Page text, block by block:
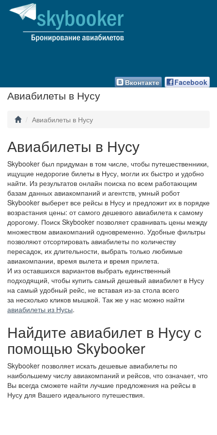
Facebook
Вконтакте
Авиабилеты в Нусу
Авиабилеты в Нусу
Авиабилеты в Нусу
Skybooker был придуман в том числе, чтобы путешественники,
ищущие недорогие билеты в Нусу, могли их быстро и удобно
найти. Из результатов онлайн поиска по всем работающим
базам данных авиакомпаний и агентств, умный робот
Skybooker выберет все рейсы в Нусу и предложит их в порядке
возрастания цены: от самого дешевого авиабилета к самому
дорогому. Поиск Skybooker позволяет сравнивать цены между
множеством авиакомпаний одновременно. Удобные фильтры
позволяют отсортировать авиабилеты по количеству
пересадок, их длительности, выбрать только любимые
авиакомпании, время вылета и время прилета.
И из оставшихся вариантов выбрать единственный
подходящий, чтобы купить самый дешевый авиабилет в Нусу
на самый удобный рейс, не вставая из-за стола всего
за несколько кликов мышкой. Так же у нас можно найти
авиабилеты из Нусы.
Найдите авиабилет в Нусу с
помощью Skybooker
Skybooker позволяет искать дешевые авиабилеты по
наибольшему числу авиакомпаний и рейсов, что означает, что
Вы всегда сможете найти лучшие предложения на рейсы в
Нусу для Вашего идеального путешествия.